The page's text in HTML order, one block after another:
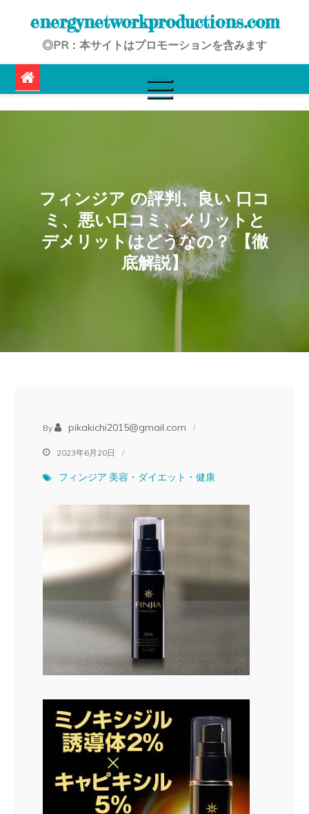
energynetworkproductions.com
◎PR：本サイトはプロモーションを含みます
フィンジア の評判、良い 口コ
ミ、悪い口コミ、メリットと
デメリットはどうなの？ 【徹
底解説】
By pikakichi2015@gmail.com
2023年6月20日
フィンジア 美容・ダイエット・健康